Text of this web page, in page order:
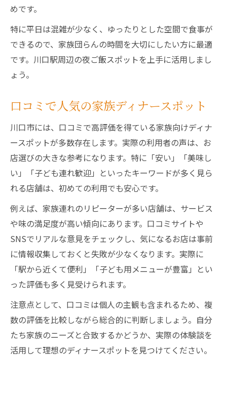
めです。
特に平日は混雑が少なく、ゆったりとした空間で食事が
できるので、家族団らんの時間を大切にしたい方に最適
です。川口駅周辺の夜ご飯スポットを上手に活用しまし
ょう。
口コミで人気の家族ディナースポット
川口市には、口コミで高評価を得ている家族向けディナ
ースポットが多数存在します。実際の利用者の声は、お
店選びの大きな参考になります。特に「安い」「美味し
い」「子ども連れ歓迎」といったキーワードが多く見ら
れる店舗は、初めての利用でも安心です。
例えば、家族連れのリピーターが多い店舗は、サービス
や味の満足度が高い傾向にあります。口コミサイトや
SNSでリアルな意見をチェックし、気になるお店は事前
に情報収集しておくと失敗が少なくなります。実際に
「駅から近くて便利」「子ども用メニューが豊富」とい
った評価も多く見受けられます。
注意点として、口コミは個人の主観も含まれるため、複
数の評価を比較しながら総合的に判断しましょう。自分
たち家族のニーズと合致するかどうか、実際の体験談を
活用して理想のディナースポットを見つけてください。